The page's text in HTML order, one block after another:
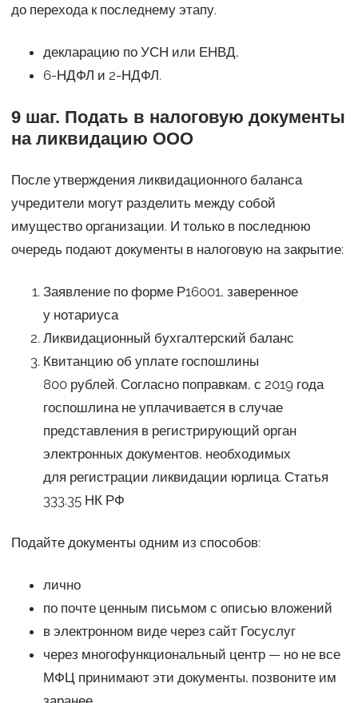
до перехода к последнему этапу.
декларацию по УСН или ЕНВД,
6-НДФЛ и 2-НДФЛ.
9 шаг. Подать в налоговую документы
на ликвидацию ООО
После утверждения ликвидационного баланса
учредители могут разделить между собой
имущество организации. И только в последнюю
очередь подают документы в налоговую на закрытие:
Заявление по форме Р16001, заверенное
у нотариуса
Ликвидационный бухгалтерский баланс
Квитанцию об уплате госпошлины
800 рублей. Согласно поправкам, с 2019 года
госпошлина не уплачивается в случае
представления в регистрирующий орган
электронных документов, необходимых
для регистрации ликвидации юрлица. Статья
333.35 НК РФ
Подайте документы одним из способов:
лично
по почте ценным письмом с описью вложений
в электронном виде через сайт Госуслуг
через многофункциональный центр — но не все
МФЦ принимают эти документы, позвоните им